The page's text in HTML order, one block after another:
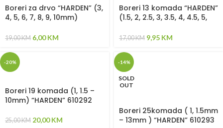
Boreri za drvo “HARDEN” (3,
4, 5, 6, 7, 8, 9, 10mm)
19,00KM 6,00KM
Boreri 13 komada “HARDEN”
(1.5, 2, 2.5, 3, 3.5, 4, 4.5, 5,
17,00KM 9,95 KM
-20%
Boreri 19 komada (1, 1.5 –
10mm) “HARDEN” 610292
25,00KM 20,00KM
-14%
SOLD
OUT
Boreri 25komada ( 1, 1.5mm
– 13mm ) “HARDEN” 610293